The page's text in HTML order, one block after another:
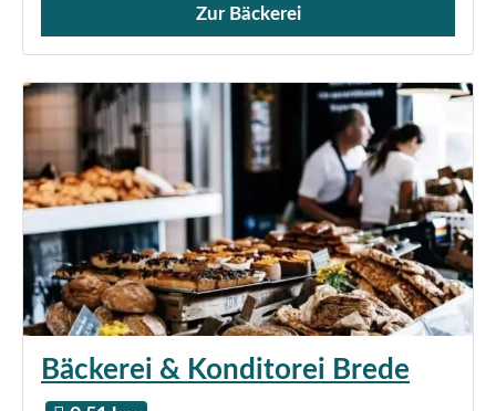
Verkauf von Brötchen,
Zur Bäckerei
Bäckerei & Konditorei Brede